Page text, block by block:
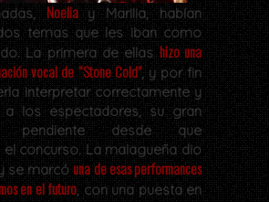
Noeliay Marilia, habían
temas que les iban como
La primera de ellashizo una
vocal de “Stone Cold”, y por fin
interpretar correctamente y
a los espectadores, su gran
pendiente desde que
concurso. La malagueña dio
se marcóuna de esas performances
en el futuro, con una puesta en